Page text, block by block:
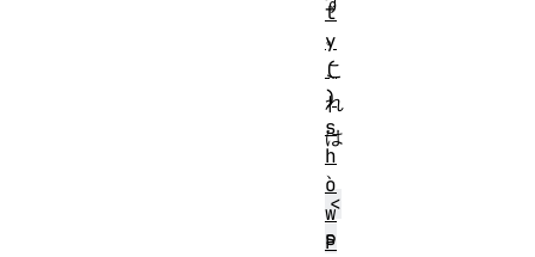
。
こ
れ
は
、
<
s
t
y
(
)
s
h
o
w
P